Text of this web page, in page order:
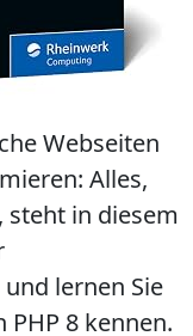
Webseiten
Alles,
steht in diesem
lernen Sie
8 kennen.